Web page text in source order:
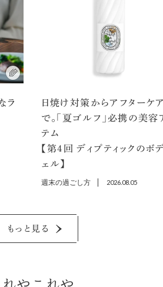
ラ
日焼け対策からアフターケ
で。「夏ゴルフ」必携の美容
テム
【第4回 ディプティックのボ
ェル】
週末の過ごし方 2026.08.05
もっと見る
れやこれや